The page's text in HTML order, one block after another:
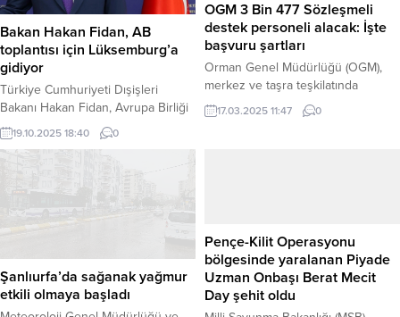
Bakan Hakan Fidan, AB
toplantısı için Lüksemburg’a
gidiyor
Türkiye Cumhuriyeti Dışişleri
Bakanı Hakan Fidan, Avrupa Birliği
(AB) Dış İlişkiler Konseyi
kapsamında düzenlenecek önemli
Haber Merkezi – Bakan Fidan’ın,
19-20 Ekim 2025 tarihlerinde
Lüksemburg’da gerçekleştirilecek
Bağlantısallık” konulu Bakanlar
Toplantısı’na iştirak edeceği
bildirildi. Ulusal Gündem sitesinden
19.10.2025 18:40 0
OGM 3 Bin 477 Sözleşmeli
destek personeli alacak: İşte
başvuru şartları
Orman Genel Müdürlüğü (OGM),
merkez ve taşra teşkilatında
görevlendirilmek üzere toplam
3.477 sözleşmeli destek personeli
2025) itibarıyla başladı. OGM’nin
yaptığı açıklamaya göre,...
17.03.2025 11:47 0
Şanlıurfa’da sağanak yağmur
etkili olmaya başladı
Pençe-Kilit Operasyonu
bölgesinde yaralanan Piyade
Uzman Onbaşı Berat Mecit
Day şehit oldu